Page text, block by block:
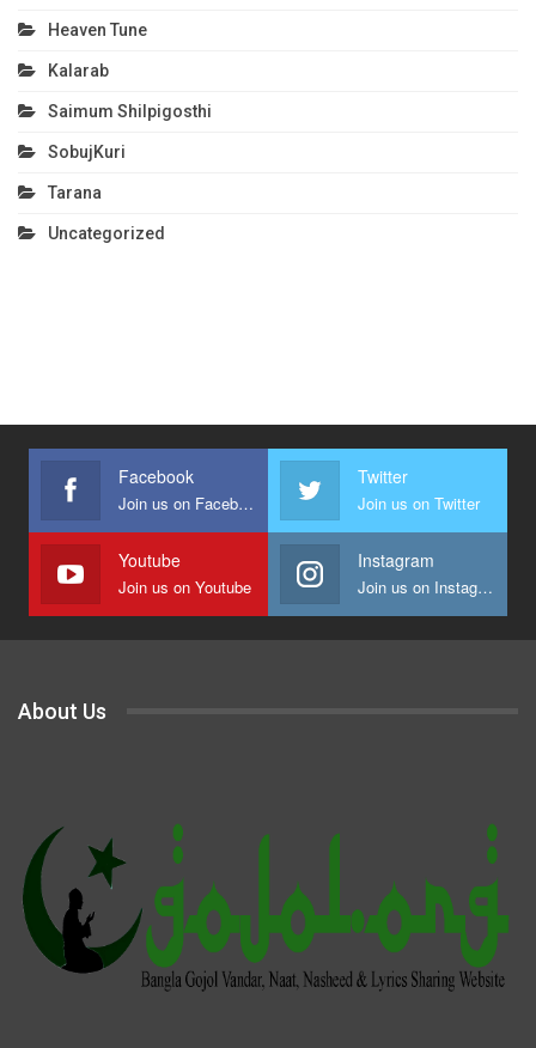
Heaven Tune
Kalarab
Saimum Shilpigosthi
SobujKuri
Tarana
Uncategorized
Facebook
Join us on Facebook
Twitter
Join us on Twitter
Youtube
Join us on Youtube
Instagram
Join us on Instagram
About Us